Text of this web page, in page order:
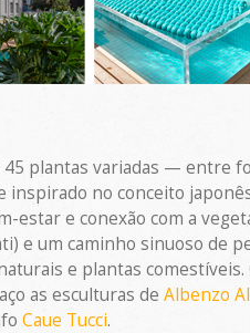
45 plantas variadas — entre
inspirado no conceito
e conexão com a
e um caminho sinuoso de
e plantas
as esculturas de Albenzo
Caue Tucci.